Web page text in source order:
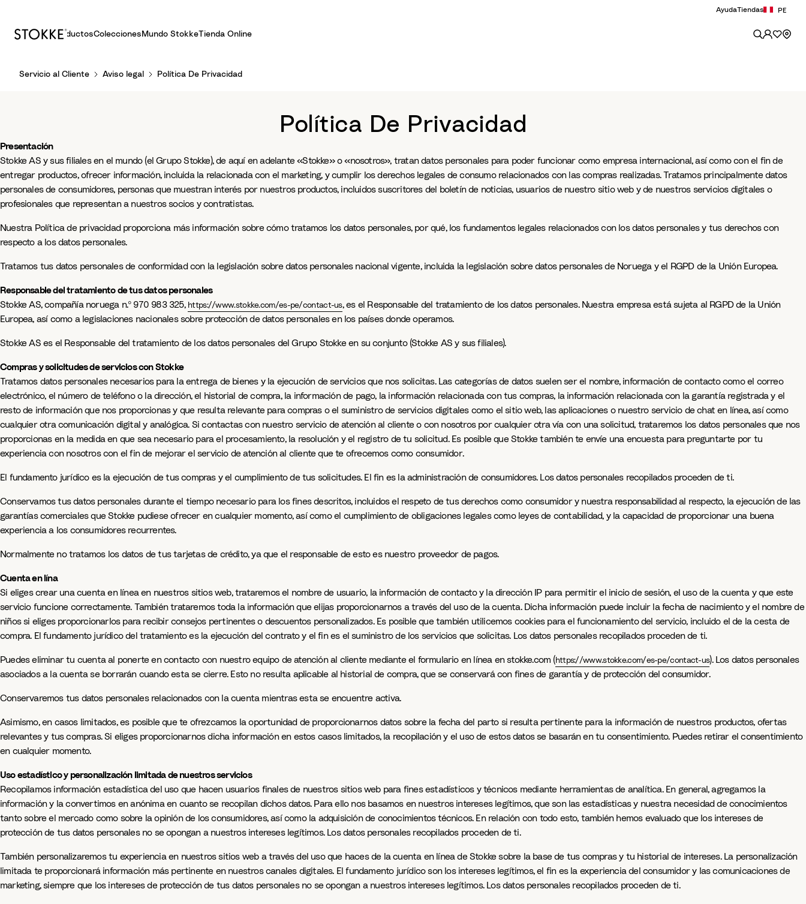
C
o
n
t
e
n
AyudaTiendas PE
ProductosColecciones Mundo StokkeTienda Online
Servicio al Cliente Aviso legal Política De Privacidad
Política De Privacidad
Presentación
Stokke AS y sus filiales en el mundo (el Grupo Stokke), de aquí en adelante «Stokke» o «nosotros», tratan datos personales para poder funcionar como empresa internacional, así como con el fin de
entregar productos, ofrecer información, incluida la relacionada con el marketing, y cumplir los derechos legales de consumo relacionados con las compras realizadas. Tratamos principalmente datos
personales de consumidores, personas que muestran interés por nuestros productos, incluidos suscritores del boletín de noticias, usuarios de nuestro sitio web y de nuestros servicios digitales o
profesionales que representan a nuestros socios y contratistas.
Nuestra Política de privacidad proporciona más información sobre cómo tratamos los datos personales, por qué, los fundamentos legales relacionados con los datos personales y tus derechos con
respecto a los datos personales.
Tratamos tus datos personales de conformidad con la legislación sobre datos personales nacional vigente, incluida la legislación sobre datos personales de Noruega y el RGPD de la Unión Europea.
Responsable del tratamiento de tus datos personales
Stokke AS, compañía noruega n.º 970 983 325, https://www.stokke.com/es-pe/contact-us, es el Responsable del tratamiento de los datos personales. Nuestra empresa está sujeta al RGPD de la Unión
Europea, así como a legislaciones nacionales sobre protección de datos personales en los países donde operamos.
Stokke AS es el Responsable del tratamiento de los datos personales del Grupo Stokke en su conjunto (Stokke AS y sus filiales).
Compras y solicitudes de servicios con Stokke
Tratamos datos personales necesarios para la entrega de bienes y la ejecución de servicios que nos solicitas. Las categorías de datos suelen ser el nombre, información de contacto como el correo
electrónico, el número de teléfono o la dirección, el historial de compra, la información de pago, la información relacionada con tus compras, la información relacionada con la garantía registrada y el
resto de información que nos proporcionas y que resulta relevante para compras o el suministro de servicios digitales como el sitio web, las aplicaciones o nuestro servicio de chat en línea, así como
cualquier otra comunicación digital y analógica. Si contactas con nuestro servicio de atención al cliente o con nosotros por cualquier otra vía con una solicitud, trataremos los datos personales que nos
proporcionas en la medida en que sea necesario para el procesamiento, la resolución y el registro de tu solicitud. Es posible que Stokke también te envíe una encuesta para preguntarte por tu
experiencia con nosotros con el fin de mejorar el servicio de atención al cliente que te ofrecemos como consumidor.
El fundamento jurídico es la ejecución de tus compras y el cumplimiento de tus solicitudes. El fin es la administración de consumidores. Los datos personales recopilados proceden de ti.
Conservamos tus datos personales durante el tiempo necesario para los fines descritos, incluidos el respeto de tus derechos como consumidor y nuestra responsabilidad al respecto, la ejecución de las
garantías comerciales que Stokke pudiese ofrecer en cualquier momento, así como el cumplimiento de obligaciones legales como leyes de contabilidad, y la capacidad de proporcionar una buena
experiencia a los consumidores recurrentes.
Normalmente no tratamos los datos de tus tarjetas de crédito, ya que el responsable de esto es nuestro proveedor de pagos.
Cuenta en lína
Si eliges crear una cuenta en línea en nuestros sitios web, trataremos el nombre de usuario, la información de contacto y la dirección IP para permitir el inicio de sesión, el uso de la cuenta y que este
servicio funcione correctamente. También trataremos toda la información que elijas proporcionarnos a través del uso de la cuenta. Dicha información puede incluir la fecha de nacimiento y el nombre de
niños si eliges proporcionarlos para recibir consejos pertinentes o descuentos personalizados. Es posible que también utilicemos cookies para el funcionamiento del servicio, incluido el de la cesta de
compra. El fundamento jurídico del tratamiento es la ejecución del contrato y el fin es el suministro de los servicios que solicitas. Los datos personales recopilados proceden de ti.
Puedes eliminar tu cuenta al ponerte en contacto con nuestro equipo de atención al cliente mediante el formulario en línea en stokke.com (https://www.stokke.com/es-pe/contact-us). Los datos personales
asociados a la cuenta se borrarán cuando esta se cierre. Esto no resulta aplicable al historial de compra, que se conservará con fines de garantía y de protección del consumidor.
Conservaremos tus datos personales relacionados con la cuenta mientras esta se encuentre activa.
Asimismo, en casos limitados, es posible que te ofrezcamos la oportunidad de proporcionarnos datos sobre la fecha del parto si resulta pertinente para la información de nuestros productos, ofertas
relevantes y tus compras. Si eliges proporcionarnos dicha información en estos casos limitados, la recopilación y el uso de estos datos se basarán en tu consentimiento. Puedes retirar el consentimiento
en cualquier momento.
Uso estadístico y personalización limitada de nuestros servicios
Recopilamos información estadística del uso que hacen usuarios finales de nuestros sitios web para fines estadísticos y técnicos mediante herramientas de analítica. En general, agregamos la
información y la convertimos en anónima en cuanto se recopilan dichos datos. Para ello nos basamos en nuestros intereses legítimos, que son las estadísticas y nuestra necesidad de conocimientos
tanto sobre el mercado como sobre la opinión de los consumidores, así como la adquisición de conocimientos técnicos. En relación con todo esto, también hemos evaluado que los intereses de
protección de tus datos personales no se opongan a nuestros intereses legítimos. Los datos personales recopilados proceden de ti.
También personalizaremos tu experiencia en nuestros sitios web a través del uso que haces de la cuenta en línea de Stokke sobre la base de tus compras y tu historial de intereses. La personalización
limitada te proporcionará información más pertinente en nuestros canales digitales. El fundamento jurídico son los intereses legítimos, el fin es la experiencia del consumidor y las comunicaciones de
marketing, siempre que los intereses de protección de tus datos personales no se opongan a nuestros intereses legítimos. Los datos personales recopilados proceden de ti.